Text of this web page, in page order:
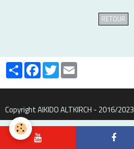
RETOUR
PartagerFacebook
Twitter
Copyright AIKIDO ALTKIRCH - 2016/2023